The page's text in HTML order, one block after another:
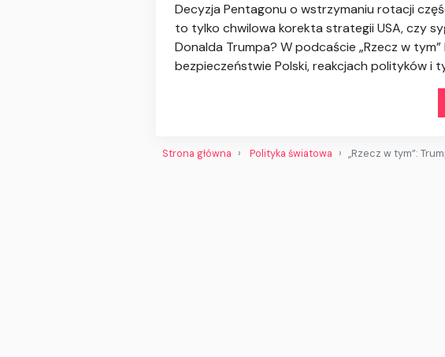
Decyzja Pentagonu o wstrzymaniu rotacji
to tylko chwilowa korekta strategii USA, czy
Donalda Trumpa? W podcaście „Rzecz w
bezpieczeństwie Polski, reakcjach polityków i
Strona główna Polityka światowa „Rzecz w tym”: